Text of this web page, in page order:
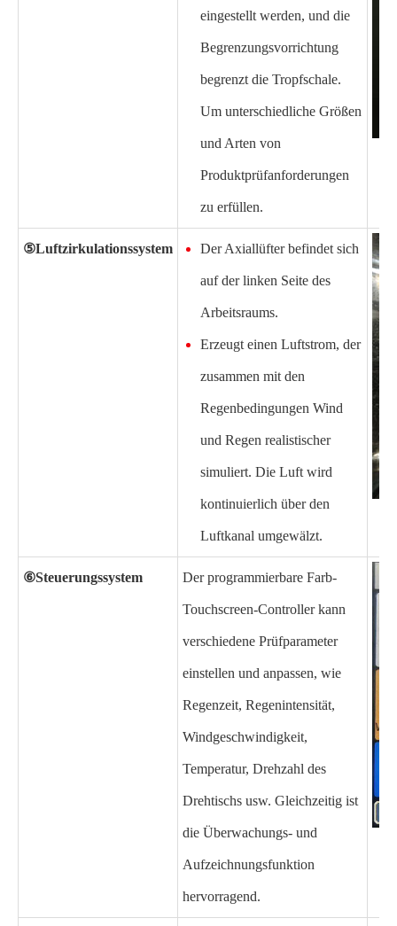
eingestellt werden, und die
Begrenzungsvorrichtung
begrenzt die Tropfschale.
Um unterschiedliche Größen
und Arten von
Produktprüfanforderungen
zu erfüllen.
⑤Luftzirkulationssystem Der Axiallüfter befindet sich
auf der linken Seite des
Arbeitsraums.
Erzeugt einen Luftstrom, der
zusammen mit den
Regenbedingungen Wind
und Regen realistischer
simuliert. Die Luft wird
kontinuierlich über den
Luftkanal umgewälzt.
⑥Steuerungssystem Der programmierbare Farb-
Touchscreen-Controller kann
verschiedene Prüfparameter
einstellen und anpassen, wie
Regenzeit, Regenintensität,
Windgeschwindigkeit,
Temperatur, Drehzahl des
Drehtischs usw. Gleichzeitig ist
die Überwachungs- und
Aufzeichnungsfunktion
hervorragend.